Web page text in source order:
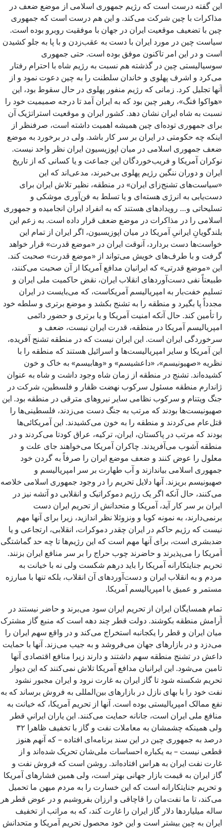
این گفته درست است که رژیم جمهوری اسلامی از موضع ضعف در
مذاکرات با چین شرکت می‌کند. و این هم درست است که جمهوری
چین با تضعیف موقعیت ایران در جهان با موفقیت روبرو بوده است.
سیاست چین در مورد ایران با دست به عقب‌زدن و با پا به جلو کشیدن
است و در این امر تاکنون موفق بوده است. حتی جمهوری
سوسیالیستی چین در گذشته هم نسبت به رژیم شاه با احترام رفتار
می‌کرد و اشرف پهلوی و خاندان سلطنت را به چین دعوت نمود و از
آنها تجلیل کرد. زمانی که رژیم منفور پهلوی در حال سقوط بود، این
«هواکوا فنگ»، رهبر چین بود که به ایران آمد تا درجه صمیمیت خود را
نسبت به شاه ایران نشان دهد. کشور ایران و موقعیت استراتژیک آن
برای جمهوری توده‌ای چین همیشه اهمیت داشته است، صرفنظر از
اینکه چه حکومتی در ایران بر سر کار باشد. ولی در برخورد به موضع
ضعف جمهوری اسلامی در میان اپوزیسیون ایران نظر واحد نیست.
نوکران آمریکا و فریب‌خوردگان این جماعت و یا کسانی که از تاریخ
ایران و دوران ننگین رژیم پهلوی بی‌خبرند، مدعی‌اند که این
«سیاست‌های تشنج‌زای ایران» در منطقه، نظیر تلاش ایران برای
دست‌یابی به انرژی هسته‌ای و یا تسلط به فن‌آوری موشکی و
تسلیحاتی و… رویدادهای هستند که به انفراد ایران انجامیده و جمهوری
اسلامی را در مذاکرات در موضع ضعف قرار داده است. به زعم این
بلندگویانِ ایرانیِ آمریکا در میان اپوزیسیون، اگر ایران از تمام این
خواست‌ها دست بردارد، آنوقت ایران در «موضع قدرت» قرار خواهد
گرفت و با طرف‌های خویش می‌تواند از «موضع قدرت» صحبت کند.
این «موضع قدرتی» که ایرانیان مدافع آمریکا از آن صحبت می‌کنند،
طبیعتاً نفی دست‌آوردهای انقلاب ایران، نقض حاکمیت ملی ایران و
تسلیم خفت‌بار به امپریالیسم آمریکاست، که می‌بایست در ایران
مجدداً پا بگیرد و منطقه را به تشنج بکشد و موضع برتری و سلطه خود
را تأمین کند. حال آنکه امنیت آمریکا و یا برتری و حضور دائمی
امپریالیسم آمریکا در منطقه، قدرت ایران نیست، ضعف و
سرخوردگی ایران است. این ایران نیست که در منطقه تشنج آفریده،
این آمریکا و سایر امپریالیست‌ها و اسرائیل هستند که منطقه را با
نظریه «صهیونیسم»، «داعشیسم» و «وهابیسم» به خاک و خون
کشیده‌اند. تشنج در منطقه از زمان شاه وجود داشت و شاه به عنوان
ژاندارم منطقه مسئول سرکوب نهضت ظفار و فلسطین، شرکت در
جنگ ویتنام و سرکوب نظامی سایر نیروهای مترقی در منطقه بود. این
صهیونیست‌ها بودند که مرتب به جنگ دست می‌زدند، فلسطینی‌ها را
قتل‌عام می‌کردند و منطقه را به خون می‌کشیدند. این آمریکائی‌ها
بودند که مرتب در پاکستان، ایران، ترکیه، عراق کودتا می‌کردند و در
منطقه آشوب می‌آفریدند. چاکران آمریکا می‌خواهند جای علت و
معلول را عوض کنند و ضعف موضع ایران را صرفاً به گردن خود
جمهوری اسلامی بیاندازند و آب طهارت بر سر امپریالیسم و
صهیونیسم بریزند. آنها دلایل تحریم را در وجود جمهوری اسلامی خلاصه
می‌کنند، حال آنکه اگر یک رژیم دموکراتیک و انقلابی دو آتشه نیز در
ایران بر سر کار آید، آمریکا و متحدانش از تحریم ایران دست
برنمی‌دارند، به نمونه کوبا و ونزوئلا نظر اندازید، زیرا برای آنها مهم
نیست که رژیم حاکم در ایران چقدر دموکرات، انقلابی، ارتجاعی و یا
ضدبشری است، برای آنها مهم است که این رژیم‌ها تا چه حد گماشتگی
آمریکا را می‌پذیرند و حاضرند چوب حراج را بر سر منافع ایران بزنند.
تحریم جنایتکارانه آمریکا را باید درهم شکست ولی نه با خیانت به
مردم و به انقلاب ایران و دست‌آوردهای آن انقلاب، بلکه تنها با مبارزه
مستمر و عمیق با امپریالیسم آمریکا.
تمام همسایگان ایران از تحریم ایران سود می‌برند و حاضر نیستند در
آرامش منطقه بکوشند. دولت قطر چند دهه است که منبع گاز مشترک
میان ایران و قطر را یکجانبه استخراج می‌کند و در واقع سهم ایران را
می‌دزد و در بازارهای جهان می‌فروشد و به جیب می‌زند. آنها با حمایت
داعش در تشنج منطقه سهم داشتند و دارند زیرا منافع اقتصادی آنها
تامین می‌شود. این ایرانیان مدافع آمریکا تلاش نمی‌کنند که این دیوار
تحریم شکسته شود تا گاز ایران به غارت نرود و ایران مجبور نشود
نفت خود را با بهای نازل در بازارهای بین‌المللی به فروش برساند که به
نفع ممالک امپریالیستی بوده است. آنها از تحریم آمریکا، که خیانت به
منافع ملی ایران است، جانانه حمایت می‌کنند. این یاران ایرانیِ قطر
ولی همینکه چشمشان به معاملات نفت و گاز با تخفیف ظاهرا ۳۲
درصد به جمهوری چین در این سند برنامه‌ای افتاده – که آنهم هنوز
قطعی نیست – به یکباره احساسات ملی‌شان تحریک شده‌اند‌ و از
غارت نفت ایران به هراس افتاده‌اند. روشن است که فروش نفت و
گاز ایران به قیمت بازار جهانی بهتر است، ولی همین فشارهای آمریکا
و تحریم جنایتکارانه است که این خسارت را به مردم میهن ما تحمیل
می‌کند، تا ما نفت‌مان را قاچاقی و ارزان بفروشیم و در عوض قطر هر
ساله میلیاردها دلار گاز ایران را غارت کند، که به مراتب از تخفیف
ایران به چین بیشتر است و این خود محصول تحریم آمریکا و متحدانش